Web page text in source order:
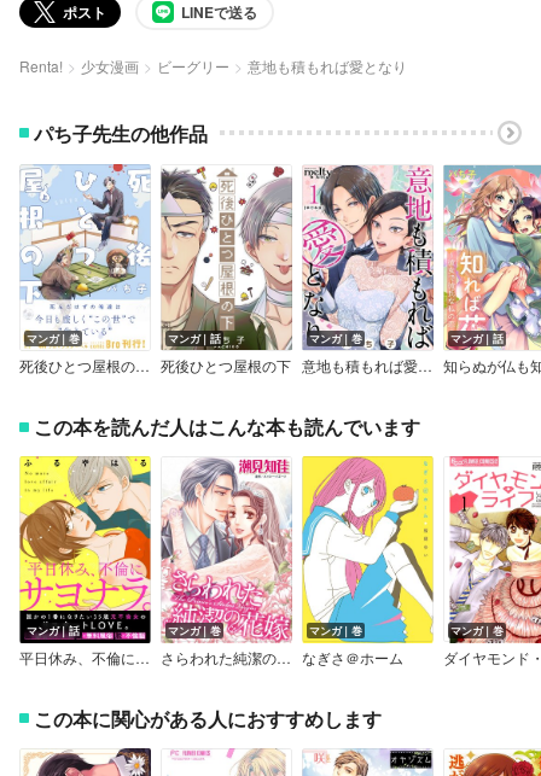
ポスト LINEで送る
Renta! 少女漫画 ビーグリー 意地も積もれば愛となり
パち子先生の他作品
マンガ｜巻
死後ひとつ屋根の下（コミックス）
マンガ｜話
死後ひとつ屋根の下
マンガ｜巻
意地も積もれば愛となり 単行本版
マンガ｜話
この本を読んだ人はこんな本も読んでいます
マンガ｜話
平日休み、不倫にサヨナラ。［ボル恋comic］
マンガ｜巻
さらわれた純潔の花嫁
マンガ｜巻
なぎさ＠ホーム
マンガ｜巻
この本に関心がある人におすすめします